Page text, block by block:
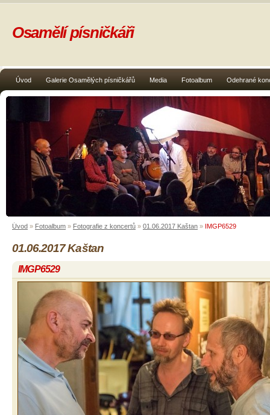
Úvod Galerie Osamělých písničkářů Media Fotoalbum Odehrané
Osamělí písničkáři
Úvod » Fotoalbum » Fotografie z koncertů » 01.06.2017 Kaštan » IMGP6529
01.06.2017 Kaštan
IMGP6529